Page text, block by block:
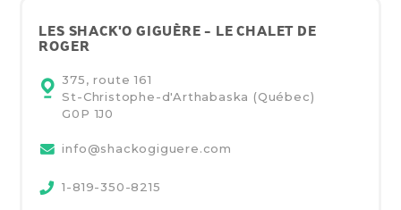
LES SHACK'O GIGUÈRE - LE CHALET DE
ROGER
375, route 161
St-Christophe-d'Arthabaska (Québec)
G0P 1J0
info@shackogiguere.com
1-819-350-8215